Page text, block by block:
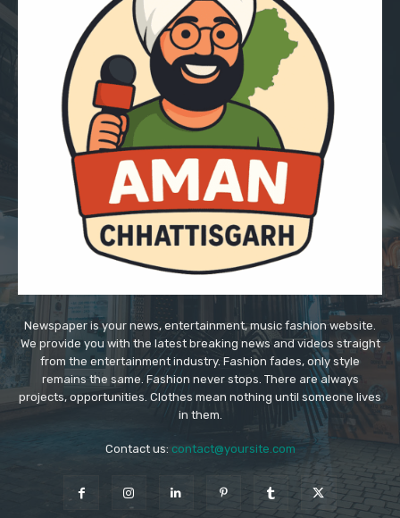
Newspaper is your news, entertainment, music fashion website.
We provide you with the latest breaking news and videos straight
from the entertainment industry. Fashion fades, only style
remains the same. Fashion never stops. There are always
projects, opportunities. Clothes mean nothing until someone lives
in them.
Contact us: contact@yoursite.com